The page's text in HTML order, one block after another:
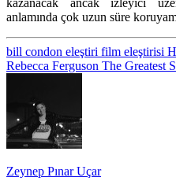
anlamında çok uzun süre
bill condon eleştiri film eleştirisi
Rebecca Ferguson The Greatest
Zeynep Pınar Uçar